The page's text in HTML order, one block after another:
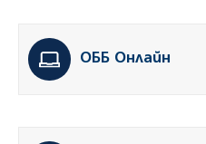
ОББ Онлайн